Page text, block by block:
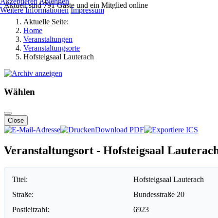
Aktuell sind 791 Gäste und ein Mitglied online
Aktuelle Seite:
Home
Veranstaltungen
Veranstaltungsorte
Hofsteigsaal Lauterach
Wählen
Close
Download PDF
Veranstaltungsort - Hofsteigsaal
Titel:
Hofsteigsaal Lauterach
Straße:
Bundesstraße 20
Postleitzahl:
6923
Weitere Informationen Impressum